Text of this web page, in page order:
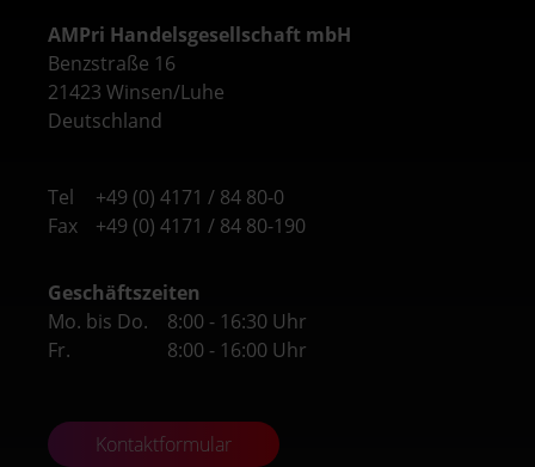
AMPri Handelsgesellschaft mbH
Benzstraße 16
21423 Winsen/Luhe
Deutschland
Tel
+49 (0) 4171 / 84 80-0
Fax
+49 (0) 4171 / 84 80-190
Geschäftszeiten
Mo. bis Do.
8:00 - 16:30 Uhr
Fr.
8:00 - 16:00 Uhr
Kontaktformular